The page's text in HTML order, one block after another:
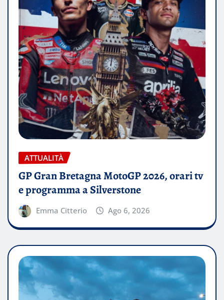
ATTUALITÀ
GP Gran Bretagna MotoGP 2026, orari tv
e programma a Silverstone
Emma Citterio Ago 6, 2026